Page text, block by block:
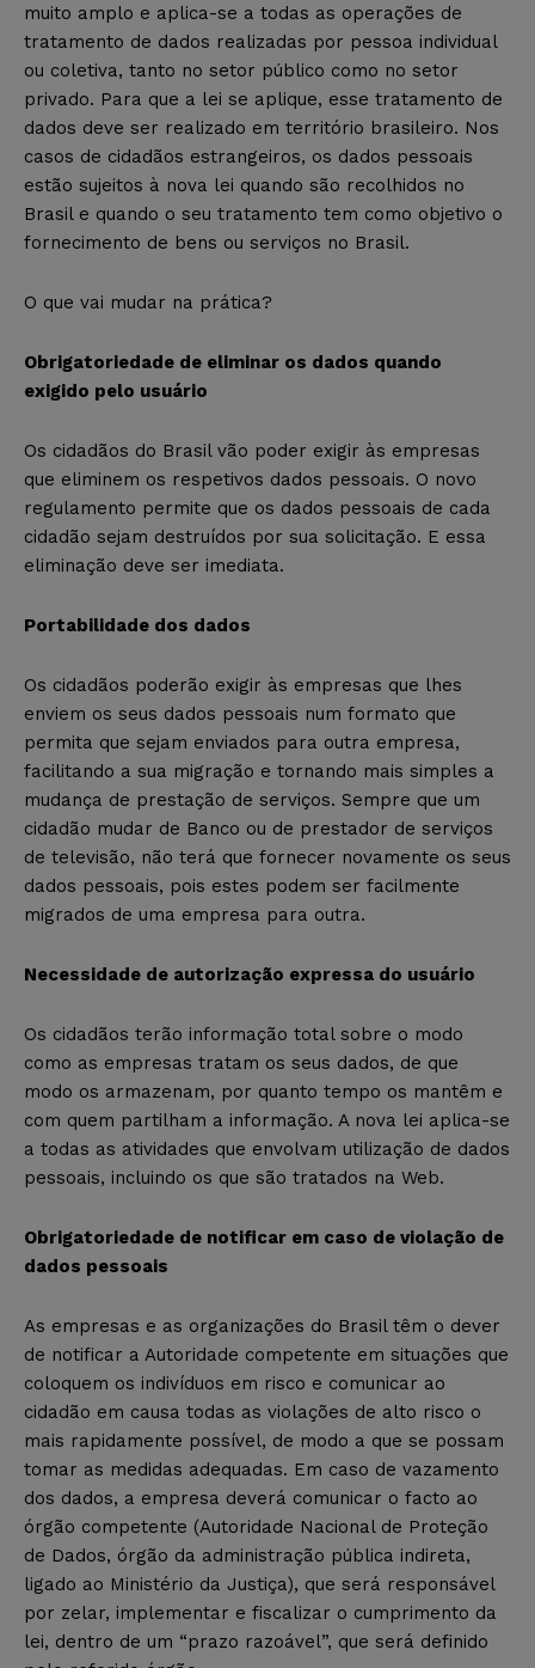
muito amplo e aplica-se a todas as operações de
tratamento de dados realizadas por pessoa individual
ou coletiva, tanto no setor público como no setor
privado. Para que a lei se aplique, esse tratamento de
dados deve ser realizado em território brasileiro. Nos
casos de cidadãos estrangeiros, os dados pessoais
estão sujeitos à nova lei quando são recolhidos no
Brasil e quando o seu tratamento tem como objetivo o
fornecimento de bens ou serviços no Brasil.
O que vai mudar na prática?
Obrigatoriedade de eliminar os dados quando
exigido pelo usuário
Os cidadãos do Brasil vão poder exigir às empresas
que eliminem os respetivos dados pessoais. O novo
regulamento permite que os dados pessoais de cada
cidadão sejam destruídos por sua solicitação. E essa
eliminação deve ser imediata.
Portabilidade dos dados
Os cidadãos poderão exigir às empresas que lhes
enviem os seus dados pessoais num formato que
permita que sejam enviados para outra empresa,
facilitando a sua migração e tornando mais simples a
mudança de prestação de serviços. Sempre que um
cidadão mudar de Banco ou de prestador de serviços
de televisão, não terá que fornecer novamente os seus
dados pessoais, pois estes podem ser facilmente
migrados de uma empresa para outra.
Necessidade de autorização expressa do usuário
Os cidadãos terão informação total sobre o modo
como as empresas tratam os seus dados, de que
modo os armazenam, por quanto tempo os mantêm e
com quem partilham a informação. A nova lei aplica-se
a todas as atividades que envolvam utilização de dados
pessoais, incluindo os que são tratados na Web.
Obrigatoriedade de notificar em caso de violação de
dados pessoais
As empresas e as organizações do Brasil têm o dever
de notificar a Autoridade competente em situações que
coloquem os indivíduos em risco e comunicar ao
cidadão em causa todas as violações de alto risco o
mais rapidamente possível, de modo a que se possam
tomar as medidas adequadas. Em caso de vazamento
dos dados, a empresa deverá comunicar o facto ao
órgão competente (Autoridade Nacional de Proteção
de Dados, órgão da administração pública indireta,
ligado ao Ministério da Justiça), que será responsável
por zelar, implementar e fiscalizar o cumprimento da
lei, dentro de um “prazo razoável”, que será definido